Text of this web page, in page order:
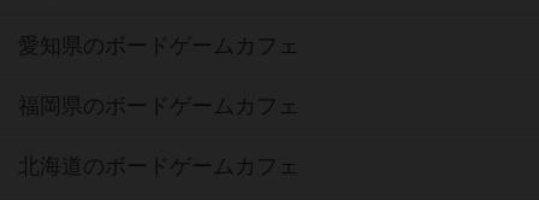
愛知県のボードゲームカフェ
福岡県のボードゲームカフェ
北海道のボードゲームカフェ